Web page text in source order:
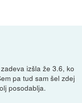
izšla že 3.6, ko
pa tud sam šel zdej
posodablja.